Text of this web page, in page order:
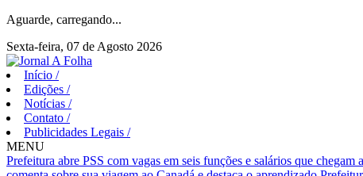
Aguarde, carregando...
Sexta-feira, 07 de Agosto 2026
Início /
Edições /
Notícias /
Contato /
Publicidades Legais /
MENU
Prefeitura abre PSS com vagas em seis funções e salários que chegam